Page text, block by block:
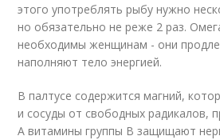
этого употреблять рыбу нужно
но обязательно не реже 2 раз.
необходимы женщинам - они
наполняют тело энергией.
В палтусе содержится магний,
и сосуды от свободных радикалов,
А витамины группы В защищают